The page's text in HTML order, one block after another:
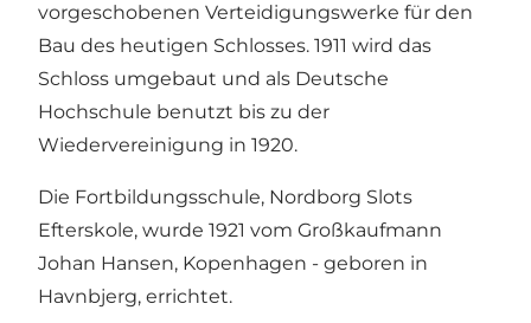
vorgeschobenen Verteidigungswerke für den
Bau des heutigen Schlosses. 1911 wird das
Schloss umgebaut und als Deutsche
Hochschule benutzt bis zu der
Wiedervereinigung in 1920.
Die Fortbildungsschule, Nordborg Slots
Efterskole, wurde 1921 vom Großkaufmann
Johan Hansen, Kopenhagen - geboren in
Havnbjerg, errichtet.